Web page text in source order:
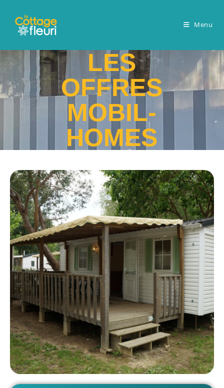
Menu
LES
OFFRES
MOBIL-
HOMES